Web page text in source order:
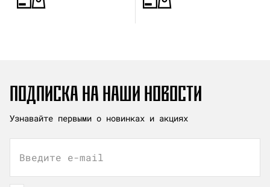
ПОДПИСКА НА НАШИ НОВОСТИ
Узнавайте первыми о новинках и акциях
Введите e-mail